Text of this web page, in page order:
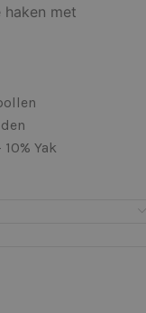
met
Yak